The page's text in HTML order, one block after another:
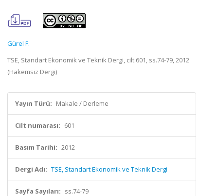
Gürel F.
TSE, Standart Ekonomik ve Teknik Dergi, cilt.601, ss.74-79, 2012
(Hakemsiz Dergi)
Yayın Türü: Makale / Derleme
Cilt numarası: 601
Basım Tarihi: 2012
Dergi Adı: TSE, Standart Ekonomik ve Teknik Dergi
Sayfa Sayıları: ss.74-79